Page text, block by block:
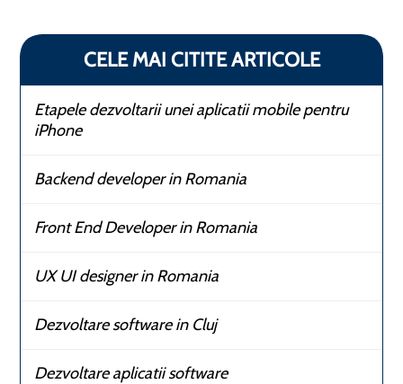
CELE MAI CITITE ARTICOLE
Etapele dezvoltarii unei aplicatii mobile pentru
iPhone
Backend developer in Romania
Front End Developer in Romania
UX UI designer in Romania
Dezvoltare software in Cluj
Dezvoltare aplicatii software